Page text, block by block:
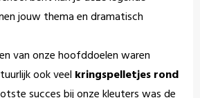
jouw thema en dramatisch
van onze hoofddoelen waren
ook veel kringspelletjes rond